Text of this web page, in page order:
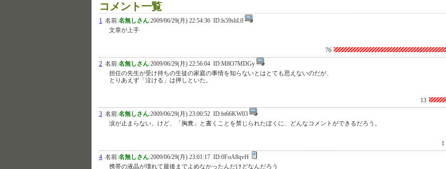
コメント一覧
1 名前:名無しさん:2009/06/29(月) 22:54:36 ID:ls59shL0
文章が上手
76
2 名前:名無しさん:2009/06/29(月) 22:56:04 ID:M8O7MDGy
担任の先生が受け持ちの生徒の家庭の事情を知らないとはとても思えないのだが、
とりあえず「泣ける」は押しといた。
13
3 名前:名無しさん:2009/06/29(月) 23:00:52 ID:bt66KW03
涙が止まらない。けど、「胸糞」と書くことを禁じられたぼくに、どんなコメントができるだろう。
1
4 名前:名無しさん:2009/06/29(月) 23:01:17 ID:0FoA8qvH
携帯の液晶が壊れて最後までよめなかったんだけどなんだろう